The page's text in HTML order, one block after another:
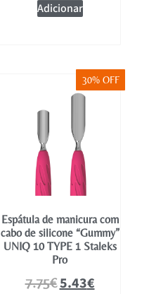
Adicionar
30% OFF
Espátula de manicura com
cabo de silicone “Gummy”
UNIQ 10 TYPE 1 Staleks
Pro
7.75€5.43€